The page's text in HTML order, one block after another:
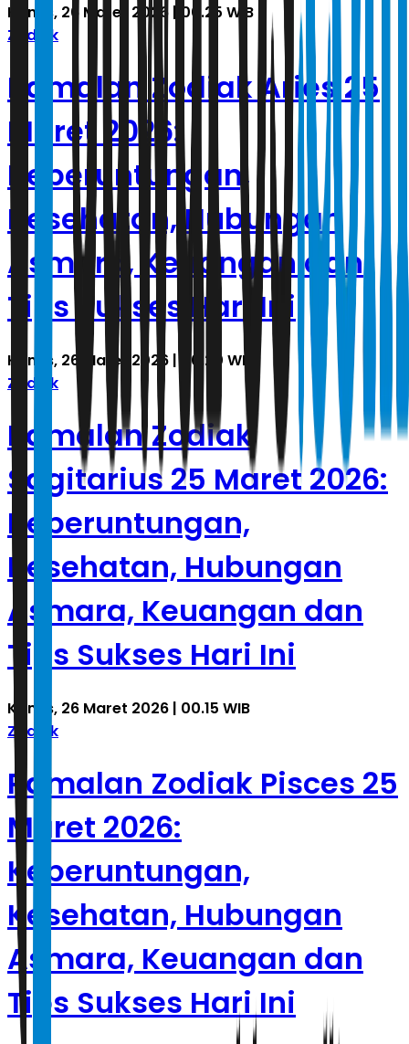
Kamis, 26 Maret 2026 | 00.25 WIB
Zodiak
Ramalan Zodiak Aries 25
Maret 2026:
Keberuntungan,
Kesehatan, Hubungan
Asmara, Keuangan dan
Tips Sukses Hari Ini
Kamis, 26 Maret 2026 | 00.20 WIB
Zodiak
Ramalan Zodiak
Sagitarius 25 Maret 2026:
Keberuntungan,
Kesehatan, Hubungan
Asmara, Keuangan dan
Tips Sukses Hari Ini
Kamis, 26 Maret 2026 | 00.15 WIB
Zodiak
Ramalan Zodiak Pisces 25
Maret 2026:
Keberuntungan,
Kesehatan, Hubungan
Asmara, Keuangan dan
Tips Sukses Hari Ini